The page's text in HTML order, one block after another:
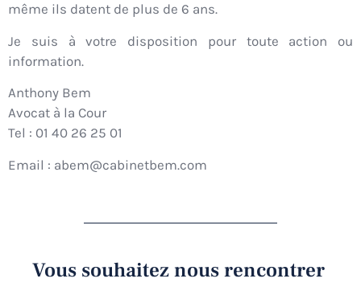
même ils datent de plus de 6 ans.
Je suis à votre disposition pour toute action ou
information.
Anthony Bem
Avocat à la Cour
Tel : 01 40 26 25 01
Email : abem@cabinetbem.com
Vous souhaitez nous rencontrer